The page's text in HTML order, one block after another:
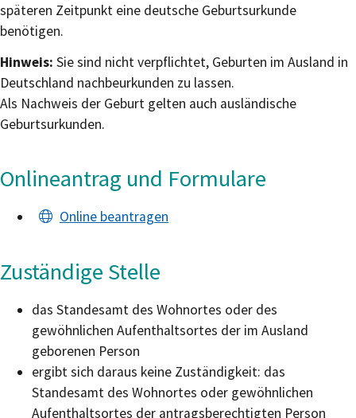
späteren Zeitpunkt eine deutsche Geburtsurkunde
benötigen.
Hinweis: Sie sind nicht verpflichtet, Geburten im Ausland in
Deutschland nachbeurkunden zu lassen.
Als Nachweis der Geburt gelten auch ausländische
Geburtsurkunden.
Onlineantrag und Formulare
Online beantragen
Zuständige Stelle
das Standesamt des Wohnortes oder des
gewöhnlichen Aufenthaltsortes der im Ausland
geborenen Person
ergibt sich daraus keine Zuständigkeit: das
Standesamt des Wohnortes oder gewöhnlichen
Aufenthaltsortes der antragsberechtigten Person